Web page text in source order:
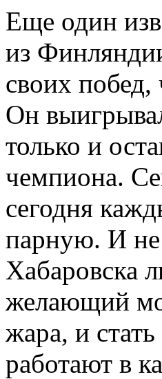
Еще один
из
своих
Он
только и
чемпиона.
сегодня
парную. И не
Хабаровска
желающий
жара, и
работают в